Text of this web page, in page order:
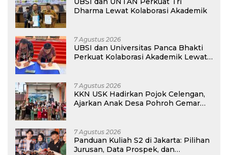
Dharma Lewat Kolaborasi Akademik
7 Agustus 2026
UBSI dan Universitas Panca Bhakti
Perkuat Kolaborasi Akademik Lewat
7 Agustus 2026
KKN USK Hadirkan Pojok Celengan,
Ajarkan Anak Desa Pohroh Gemar
7 Agustus 2026
Panduan Kuliah S2 di Jakarta: Pilihan
Jurusan, Data Prospek, dan